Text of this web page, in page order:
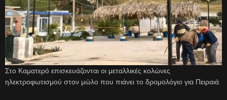
Στο Καματερό επισκευάζονται οι μεταλλικές κολώνες
ηλεκτροφωτισμού στον μώλο που πιάνει το δρομολόγιο για Πειραιά.